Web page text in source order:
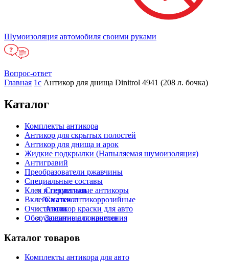
Шумоизоляция автомобиля своими руками
Вопрос-ответ
Главная 1c Антикор для днища Dinitrol 4941 (208 л. бочка)
Каталог
Комплекты антикора
Антикор для скрытых полостей
Антикор для днища и арок
Жидкие подкрылки (Напыляемая шумоизоляция)
Антигравий
Преобразователи ржавчины
Специальные составы
Специальные антикоры
Смазки антикоррозийные
Антикор краски для авто
Защитные покрытия
Клея и герметики
Вклейка стекол
Очистители
Оборудование для нанесения
Каталог товаров
Комплекты антикора для авто